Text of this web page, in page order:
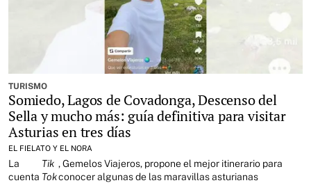
TURISMO
Somiedo, Lagos de Covadonga, Descenso del
Sella y mucho más: guía definitiva para visitar
Asturias en tres días
EL FIELATO Y EL NORA
La
cuenta
Tik
Tok
, Gemelos Viajeros, propone el mejor itinerario para
conocer algunas de las maravillas asturianas